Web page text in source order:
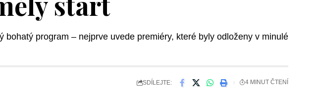
program – nejprve uvede premiéry, které byly odloženy v minulé
SDÍLEJTE: 4 MINUT ČTENÍ